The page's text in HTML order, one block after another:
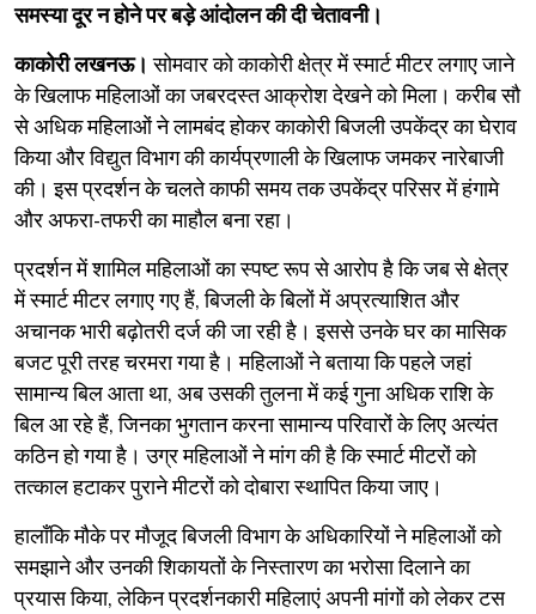
समस्या दूर न होने पर बड़े आंदोलन की दी चेतावनी।
काकोरी लखनऊ। सोमवार को काकोरी क्षेत्र में स्मार्ट मीटर लगाए जाने
के खिलाफ महिलाओं का जबरदस्त आक्रोश देखने को मिला। करीब सौ
से अधिक महिलाओं ने लामबंद होकर काकोरी बिजली उपकेंद्र का घेराव
किया और विद्युत विभाग की कार्यप्रणाली के खिलाफ जमकर नारेबाजी
की। इस प्रदर्शन के चलते काफी समय तक उपकेंद्र परिसर में हंगामे
और अफरा-तफरी का माहौल बना रहा।
​प्रदर्शन में शामिल महिलाओं का स्पष्ट रूप से आरोप है कि जब से क्षेत्र
में स्मार्ट मीटर लगाए गए हैं, बिजली के बिलों में अप्रत्याशित और
अचानक भारी बढ़ोतरी दर्ज की जा रही है। इससे उनके घर का मासिक
बजट पूरी तरह चरमरा गया है। महिलाओं ने बताया कि पहले जहां
सामान्य बिल आता था, अब उसकी तुलना में कई गुना अधिक राशि के
बिल आ रहे हैं, जिनका भुगतान करना सामान्य परिवारों के लिए अत्यंत
कठिन हो गया है। उग्र महिलाओं ने मांग की है कि स्मार्ट मीटरों को
तत्काल हटाकर पुराने मीटरों को दोबारा स्थापित किया जाए।
​हालाँकि मौके पर मौजूद बिजली विभाग के अधिकारियों ने महिलाओं को
समझाने और उनकी शिकायतों के निस्तारण का भरोसा दिलाने का
प्रयास किया, लेकिन प्रदर्शनकारी महिलाएं अपनी मांगों को लेकर टस